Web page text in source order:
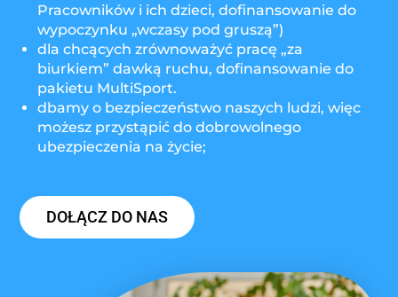
Pracowników i ich dzieci, dofinansowanie do
wypoczynku „wczasy pod gruszą”)
dla chcących zrównoważyć pracę „za
biurkiem” dawką ruchu, dofinansowanie do
pakietu MultiSport.
dbamy o bezpieczeństwo naszych ludzi, więc
możesz przystąpić do dobrowolnego
ubezpieczenia na życie;
DOŁĄCZ DO NAS